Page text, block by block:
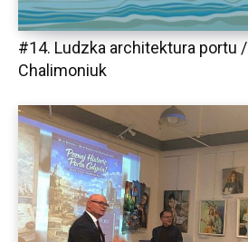
#14. Ludzka architektura portu
Chalimoniuk